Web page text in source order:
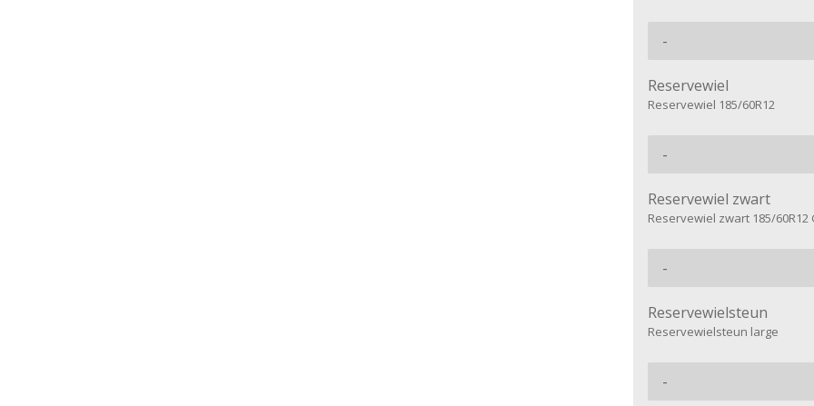
Reservewiel
Reservewiel 185/60R12
Reservewiel zwart
Reservewiel zwart 185/60R12
Reservewielsteun
Reservewielsteun large